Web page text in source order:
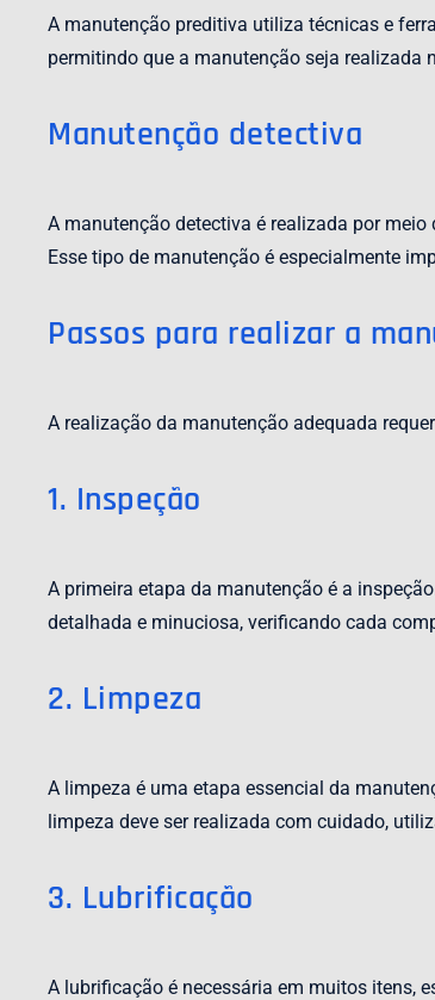
A manutenção preditiva utiliza técnicas e
permitindo que a manutenção seja realizada
Manutenção detectiva
A manutenção detectiva é realizada por
Esse tipo de manutenção é especialmente
Passos para realizar a
A realização da manutenção adequada
1. Inspeção
A primeira etapa da manutenção é a
detalhada e minuciosa, verificando cada
2. Limpeza
A limpeza é uma etapa essencial da
limpeza deve ser realizada com cuidado,
3. Lubrificação
A lubrificação é necessária em muitos itens,